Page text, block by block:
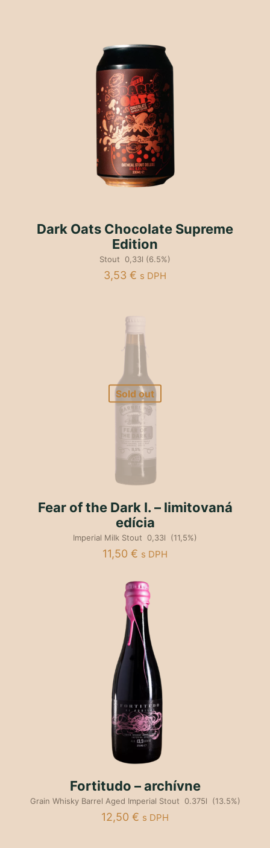
Dark Oats Chocolate Supreme
Edition
Stout 0,33l (6.5%)
3,53 € s DPH
Sold out
Fear of the Dark I. – limitovaná
edícia
Imperial Milk Stout 0,33l (11,5%)
11,50 € s DPH
Fortitudo – archívne
Grain Whisky Barrel Aged Imperial Stout 0.375l (13.5%)
12,50 € s DPH